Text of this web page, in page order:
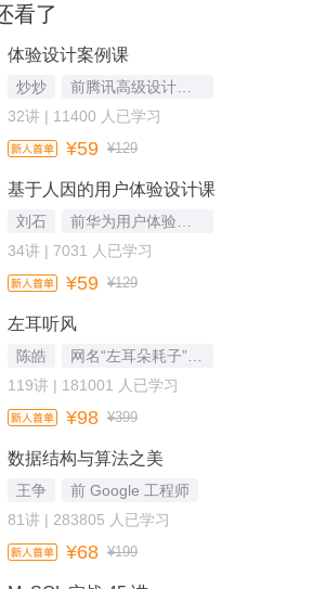
看了
体验设计案例课
炒炒
32讲 | 11400 人已学习
¥59 ¥129
基于人因的用户体验设计课
刘石
34讲 | 7031 人已学习
¥59 ¥129
左耳听风
陈皓
119讲 | 181001 人已学习
¥98 ¥399
数据结构与算法之美
王争
前 Google 工程师
81讲 | 283805 人已学习
¥68 ¥199